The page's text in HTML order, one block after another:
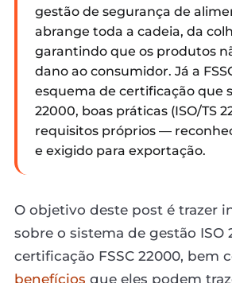
gestão de segurança de
abrange toda a cadeia, da
garantindo que os produtos
dano ao consumidor. Já a
esquema de certificação que
22000, boas práticas (ISO/TS
requisitos próprios —
e exigido para exportação.
O objetivo deste post é trazer
sobre o sistema de gestão ISO
certificação FSSC 22000, bem
benefícios que eles podem